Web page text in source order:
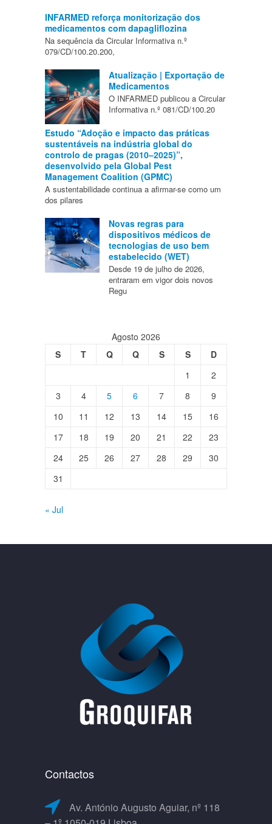
INFARMED reforça monitorização dos
medicamentos com dapagliflozina
Na sequência da Circular Informativa n.º
079/CD/100.20.200,
Atualização | Exportação de
Medicamentos
O INFARMED publicou a Circular
Informativa n.º 081/CD/100.20
Estudo “Adoção e impacto das práticas
sustentáveis na indústria global do
controlo de pragas (2010–2025)”,
desenvolvido pela Global Pest
Management Coalition (GPMC)
A sustentabilidade continua a afirmar-se como um
dos pilares
Novas regras para
dispositivos médicos de
tecnologias de uso bem
estabelecido (WET)
Desde 19 de julho de 2026,
entraram em vigor dois novos
Regu
Agosto 2026
S
T Q Q S S
D
1
2
3
4 5 6 7 8
9
10
11 12 13 14 15
16
17
18 19 20 21 22
23
24
25 26 27 28 29
30
31
« Jul
Contactos
Av. António Augusto Aguiar, nº 118